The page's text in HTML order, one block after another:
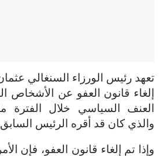
تعهد رئيس الورزاء السنغالي
إلغاء قانون العفو عن الأشخاص
والذي كان قد أقره الرئيس
وإذا تم إلغاء قانون العفو، فإن